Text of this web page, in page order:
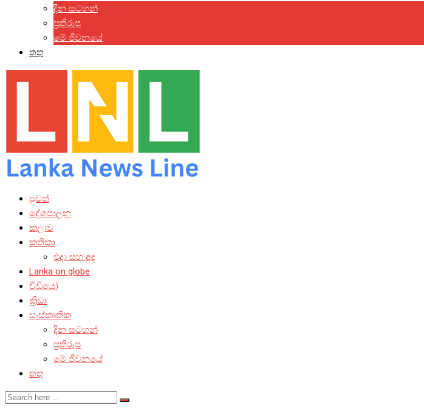
දින සටහන්
ප්‍රතිරූප
මේ ජීවනයේ
තතු
පුවත්
දේශපාලන
කලාව
කතිකා
එදා සහ අද
Lanka on globe
වීඩියෝ
ක්‍රීඩා
සංස්කෘතික
දින සටහන්
ප්‍රතිරූප
මේ ජීවනයේ
තතු